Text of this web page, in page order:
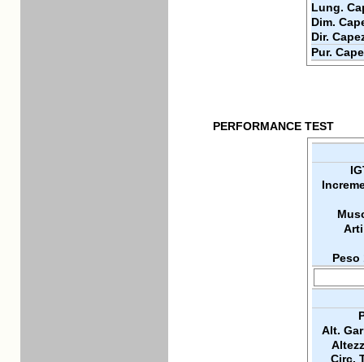
Lung.
Dim.
Dir.
Pur.
PERFORMANCE TEST
Peso
Alt.
Circ.